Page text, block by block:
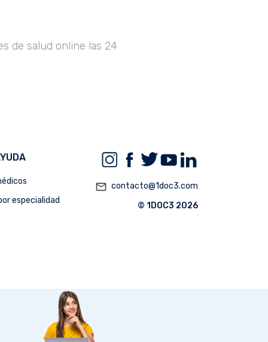
de salud online las 24
especialidad
mail_outline contacto@1doc3.com
© 1DOC3 2026